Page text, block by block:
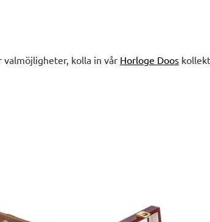
kolla in vår Horloge Doos